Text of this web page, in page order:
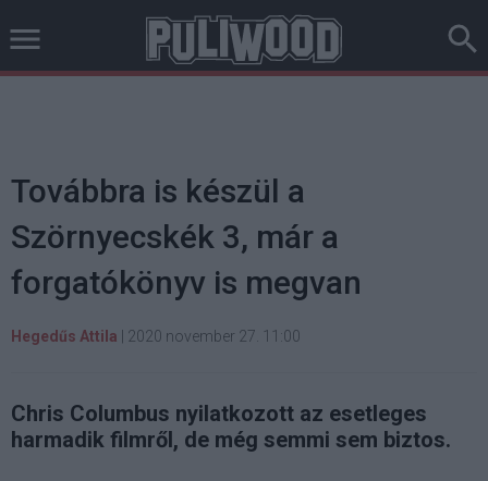
Továbbra is készül a
Szörnyecskék 3, már a
forgatókönyv is megvan
Hegedűs Attila 2020 november 27. 11:00
Chris Columbus nyilatkozott az esetleges
harmadik filmről, de még semmi sem biztos.